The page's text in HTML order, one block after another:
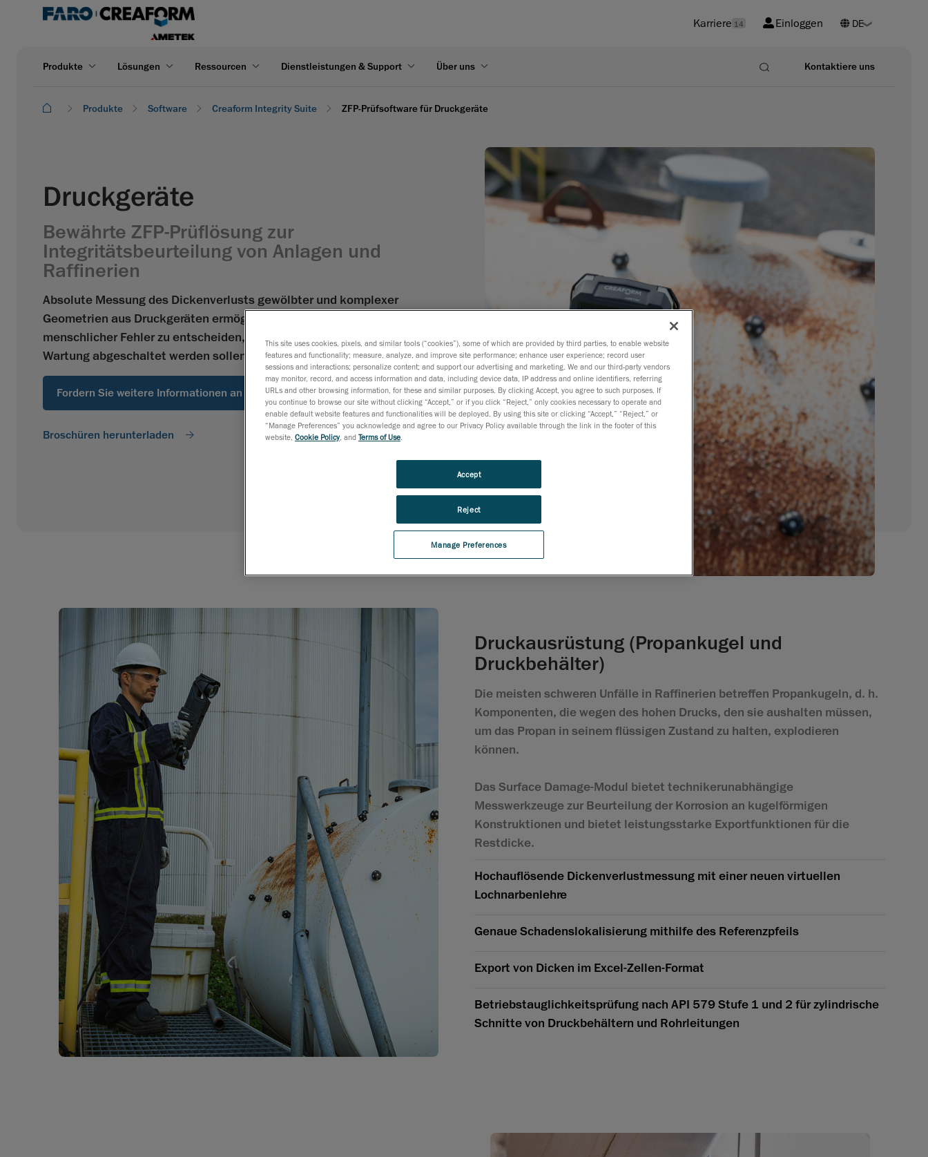
Karriere 14 Einloggen
Produkte Lösungen Ressourcen Dienstleistungen & Support Über uns Kontaktiere uns
Produkte Software Creaform Integrity Suite ZFP-Prüfsoftware für Druckgeräte
Druckgeräte
Bewährte ZFP-Prüflösung zur
Integritätsbeurteilung von Anlagen und
Raffinerien
Absolute Messung des Dickenverlusts gewölbter und komplexer
Geometrien aus Druckgeräten ermöglicht Betreibern unter Ausschluss
menschlicher Fehler zu entscheiden, wann Anlagen oder Raffinieren zur
Wartung abgeschaltet werden sollen.
Fordern Sie weitere Informationen an
Broschüren herunterladen
Druckausrüstung (Propankugel und
Druckbehälter)
Die meisten schweren Unfälle in Raffinerien betreffen Propankugeln, d. h.
Komponenten, die wegen des hohen Drucks, den sie aushalten müssen,
um das Propan in seinem flüssigen Zustand zu halten, explodieren
können.
Das Surface Damage-Modul bietet technikerunabhängige
Messwerkzeuge zur Beurteilung der Korrosion an kugelförmigen
Konstruktionen und bietet leistungsstarke Exportfunktionen für die
Restdicke.
Hochauflösende Dickenverlustmessung mit einer neuen virtuellen
Lochnarbenlehre
Genaue Schadenslokalisierung mithilfe des Referenzpfeils
Export von Dicken im Excel-Zellen-Format
Betriebstauglichkeitsprüfung nach API 579 Stufe 1 und 2 für zylindrische
Schnitte von Druckbehältern und Rohrleitungen
This site uses cookies, pixels, and similar tools (“cookies”), some of which are provided by third parties, to enable website
features and functionality; measure, analyze, and improve site performance; enhance user experience; record user
sessions and interactions; personalize content; and support our advertising and marketing. We and our third-party vendors
may monitor, record, and access information and data, including device data, IP address and online identifiers, referring
URLs and other browsing information, for these and similar purposes. By clicking Accept, you agree to such purposes. If
you continue to browse our site without clicking “Accept,” or if you click “Reject,” only cookies necessary to operate and
enable default website features and functionalities will be deployed. By using this site or clicking “Accept,” “Reject,” or
“Manage Preferences” you acknowledge and agree to our Privacy Policy available through the link in the footer of this
website, Cookie Policy, and Terms of Use
Manage Preferences
Reject
Accept